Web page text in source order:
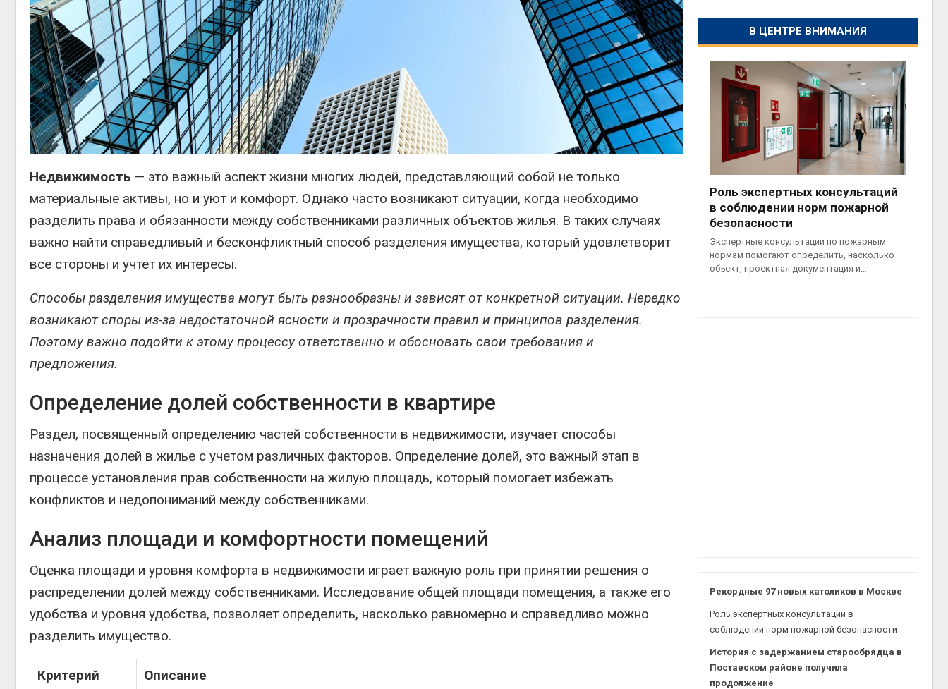
Недвижимость — это важный аспект жизни многих людей, представляющий собой не только
материальные активы, но и уют и комфорт. Однако часто возникают ситуации, когда необходимо
разделить права и обязанности между собственниками различных объектов жилья. В таких случаях
важно найти справедливый и бесконфликтный способ разделения имущества, который удовлетворит
все стороны и учтет их интересы.
Способы разделения имущества могут быть разнообразны и зависят от конкретной ситуации. Нередко
возникают споры из-за недостаточной ясности и прозрачности правил и принципов разделения.
Поэтому важно подойти к этому процессу ответственно и обосновать свои требования и
предложения.
Определение долей собственности в квартире
Раздел, посвященный определению частей собственности в недвижимости, изучает способы
назначения долей в жилье с учетом различных факторов. Определение долей, это важный этап в
процессе установления прав собственности на жилую площадь, который помогает избежать
конфликтов и недопониманий между собственниками.
Анализ площади и комфортности помещений
Оценка площади и уровня комфорта в недвижимости играет важную роль при принятии решения о
распределении долей между собственниками. Исследование общей площади помещения, а также его
удобства и уровня удобства, позволяет определить, насколько равномерно и справедливо можно
разделить имущество.
Критерий
Описание
В ЦЕНТРЕ ВНИМАНИЯ
Роль экспертных консультаций
в соблюдении норм пожарной
безопасности
Экспертные консультации по пожарным
нормам помогают определить, насколько
объект, проектная документация и…
Рекордные 97 новых католиков в Москве
Роль экспертных консультаций в
соблюдении норм пожарной безопасности
История с задержанием старообрядца в
Поставском районе получила
продолжение